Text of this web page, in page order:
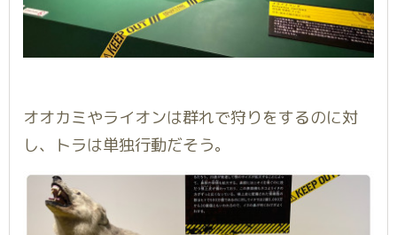
オオカミやライオンは群れで狩りをするのに対
し、トラは単独行動だそう。